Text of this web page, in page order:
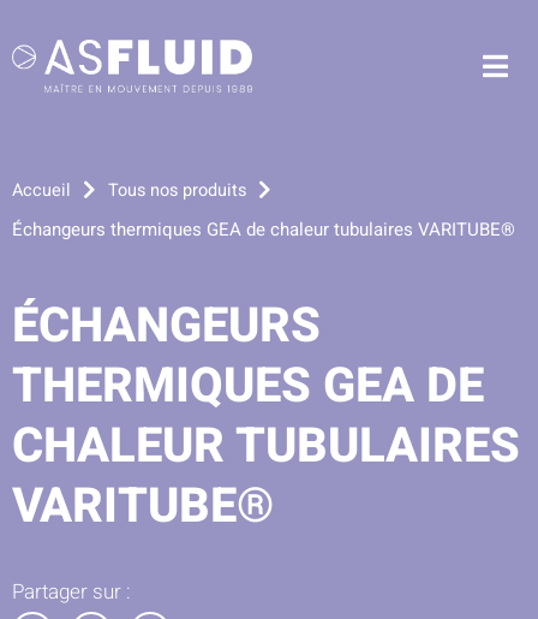
Aller à la recherche
Accueil Tous nos produits
Échangeurs thermiques GEA de chaleur tubulaires VARITUBE®
ÉCHANGEURS
THERMIQUES GEA DE
CHALEUR TUBULAIRES
VARITUBE®
Partager sur :